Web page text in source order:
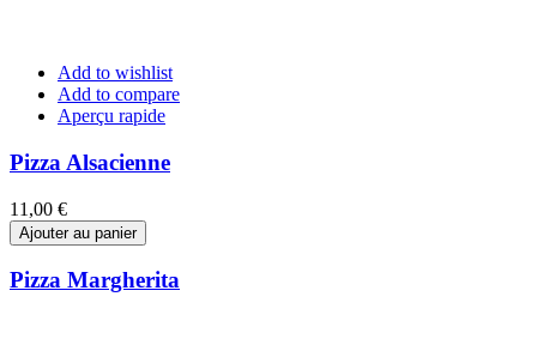
Add to wishlist
Add to compare
Aperçu rapide
Pizza Alsacienne
Prix
11,00 €
Ajouter au panier
Pizza Margherita